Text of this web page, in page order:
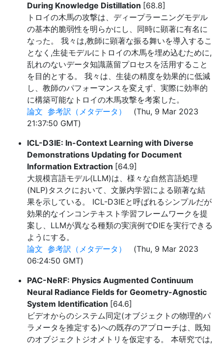
During Knowledge Distillation [68.8]
トロイの木馬の攻撃は、ディープラーニングモデル
の基本的脆弱性を明らかにし、同時に顕著に有名に
なった。 我々は,教師に顕著な振る舞いを導入するこ
となく,生徒モデルにトロイの木馬を埋め込むために,
乱れのないデータ知識蒸留プロセスを活用すること
を目的とする。 我々は、生徒の精度を効果的に低減
し、教師のパフォーマンスを変えず、実際に効率的
に構築可能なトロイの木馬攻撃を考案した。
論文 参考訳（メタデータ）
(Thu, 9 Mar 2023
21:37:50 GMT)
ICL-D3IE: In-Context Learning with Diverse
Demonstrations Updating for Document
Information Extraction [64.9]
大規模言語モデル(LLM)は、様々な自然言語処理
(NLP)タスクにおいて、文脈内学習による顕著な結
果を示している。 ICL-D3IEと呼ばれるシンプルだが
効果的なインコンテキスト学習フレームワークを提
案し、LLMが異なる種類の実演例でDIEを実行できる
ようにする。
論文 参考訳（メタデータ）
(Thu, 9 Mar 2023
06:24:50 GMT)
PAC-NeRF: Physics Augmented Continuum
Neural Radiance Fields for Geometry-Agnostic
System Identification [64.6]
ビデオからのシステム同定(オブジェクトの物理的パ
ラメータを推定する)への既存のアプローチは、既知
のオブジェクトジオメトリを仮定する。 本研究では,